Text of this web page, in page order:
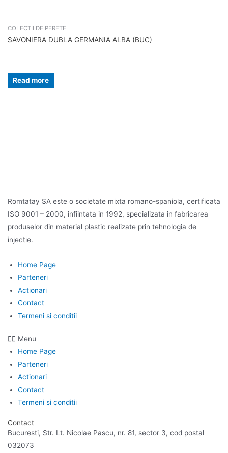
COLECTII DE PERETE
SAVONIERA DUBLA GERMANIA ALBA (BUC)
Read more
Romtatay SA este o societate mixta romano-spaniola, certificata
ISO 9001 – 2000, infiintata in 1992, specializata in fabricarea
produselor din material plastic realizate prin tehnologia de
injectie.
Home Page
Parteneri
Actionari
Contact
Termeni si conditii
Menu
Home Page
Parteneri
Actionari
Contact
Termeni si conditii
Contact
Bucuresti, Str. Lt. Nicolae Pascu, nr. 81, sector 3, cod postal
032073